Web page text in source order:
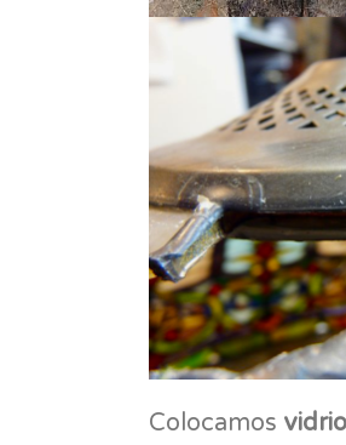
Colocamos